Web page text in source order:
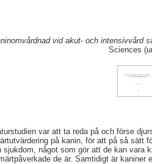
vid akut- och intensivvård
Sciences
var att ta reda på och förse
på kanin, för att på så sätt
sjukdom, något som gör att de kan
de är. Samtidigt är